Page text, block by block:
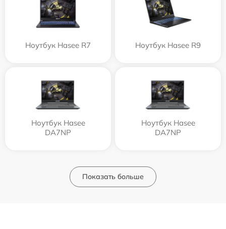
Ноутбук Hasee R7 Ноутбук Hasee R9
Ноутбук Hasee
DA7NP
Ноутбук Hasee
DA7NP
Показать больше